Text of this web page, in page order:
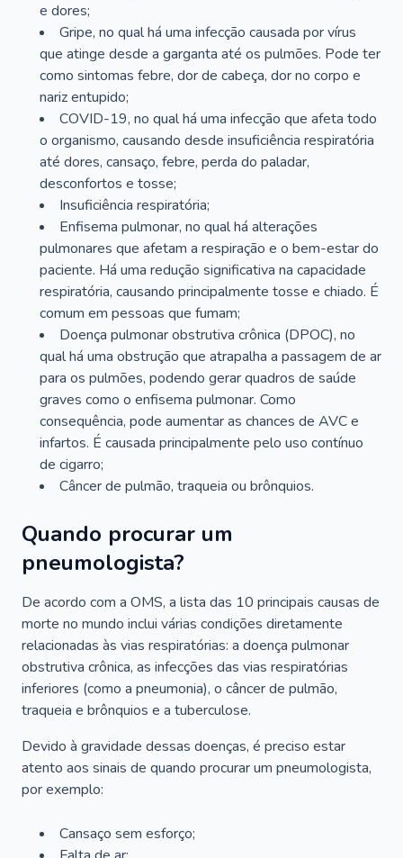
e dores;
Gripe, no qual há uma infecção causada por vírus
que atinge desde a garganta até os pulmões. Pode ter
como sintomas febre, dor de cabeça, dor no corpo e
nariz entupido;
COVID-19, no qual há uma infecção que afeta todo
o organismo, causando desde insuficiência respiratória
até dores, cansaço, febre, perda do paladar,
desconfortos e tosse;
Insuficiência respiratória;
Enfisema pulmonar, no qual há alterações
pulmonares que afetam a respiração e o bem-estar do
paciente. Há uma redução significativa na capacidade
respiratória, causando principalmente tosse e chiado. É
comum em pessoas que fumam;
Doença pulmonar obstrutiva crônica (DPOC), no
qual há uma obstrução que atrapalha a passagem de ar
para os pulmões, podendo gerar quadros de saúde
graves como o enfisema pulmonar. Como
consequência, pode aumentar as chances de AVC e
infartos. É causada principalmente pelo uso contínuo
de cigarro;
Câncer de pulmão, traqueia ou brônquios.
Quando procurar um
pneumologista?
De acordo com a OMS, a lista das 10 principais causas de
morte no mundo inclui várias condições diretamente
relacionadas às vias respiratórias: a doença pulmonar
obstrutiva crônica, as infecções das vias respiratórias
inferiores (como a pneumonia), o câncer de pulmão,
traqueia e brônquios e a tuberculose.
Devido à gravidade dessas doenças, é preciso estar
atento aos sinais de quando procurar um pneumologista,
por exemplo:
Cansaço sem esforço;